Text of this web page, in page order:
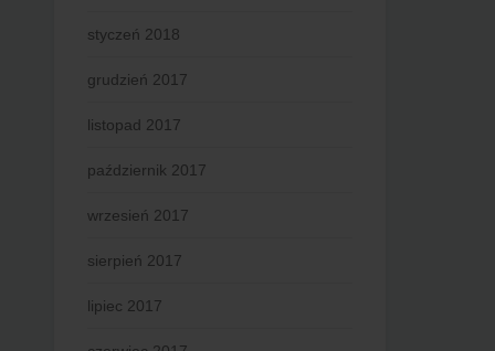
styczeń 2018
grudzień 2017
listopad 2017
październik 2017
wrzesień 2017
sierpień 2017
lipiec 2017